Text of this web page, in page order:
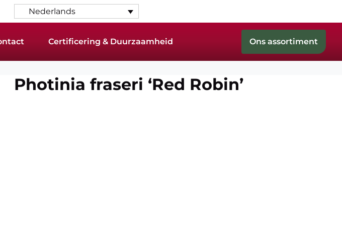
Nederlands
Certificering & Duurzaamheid Ons assortiment
Photinia fraseri ‘Red Robin’